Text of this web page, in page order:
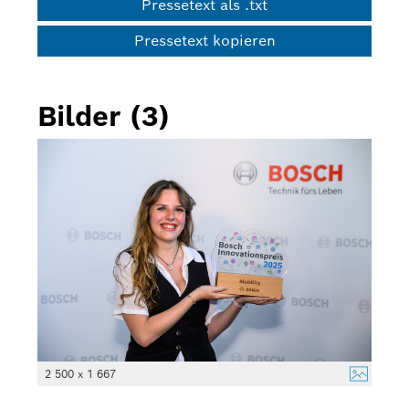
Pressetext als .txt
Pressetext kopieren
Bilder (3)
2 500 x 1 667